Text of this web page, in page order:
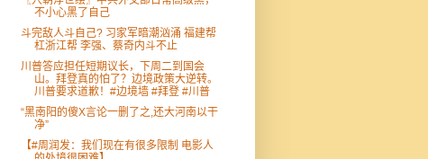
不小心黑了自己
斗完敌人斗自己? 习家军暗潮汹涌 福建帮
杠浙江帮 李强、蔡奇内斗不止
川普答应担任短期议长，下周二到国会
山。拜登真的怕了？边境政策大逆转。
川普要求道歉！#边境墙 #拜登 #川普
“黑南阳的傻X言论一删了之,还大河南以干
净”
【#周润发：我们现在有很多限制 电影人